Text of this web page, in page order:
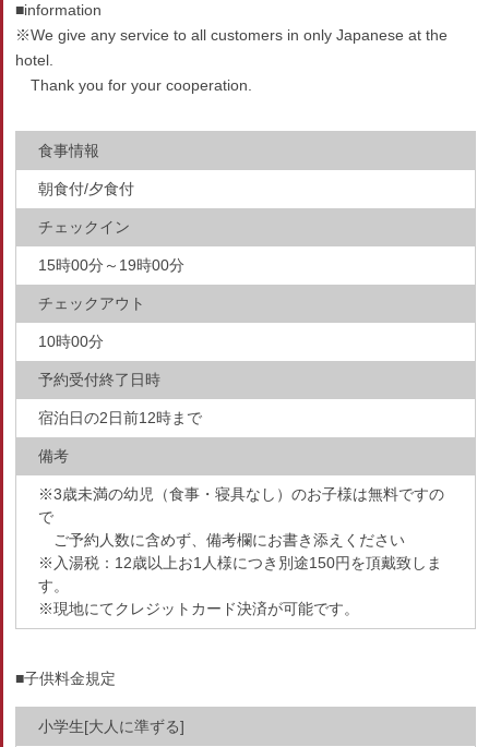
■information
※We give any service to all customers in only Japanese at the
hotel.
Thank you for your cooperation.
食事情報
朝食付/夕食付
チェックイン
15時00分～19時00分
チェックアウト
10時00分
予約受付終了日時
宿泊日の2日前12時まで
備考
※3歳未満の幼児（食事・寝具なし）のお子様は無料ですの
で
ご予約人数に含めず、備考欄にお書き添えください
※入湯税：12歳以上お1人様につき別途150円を頂戴致しま
す。
※現地にてクレジットカード決済が可能です。
■子供料金規定
小学生[大人に準ずる]